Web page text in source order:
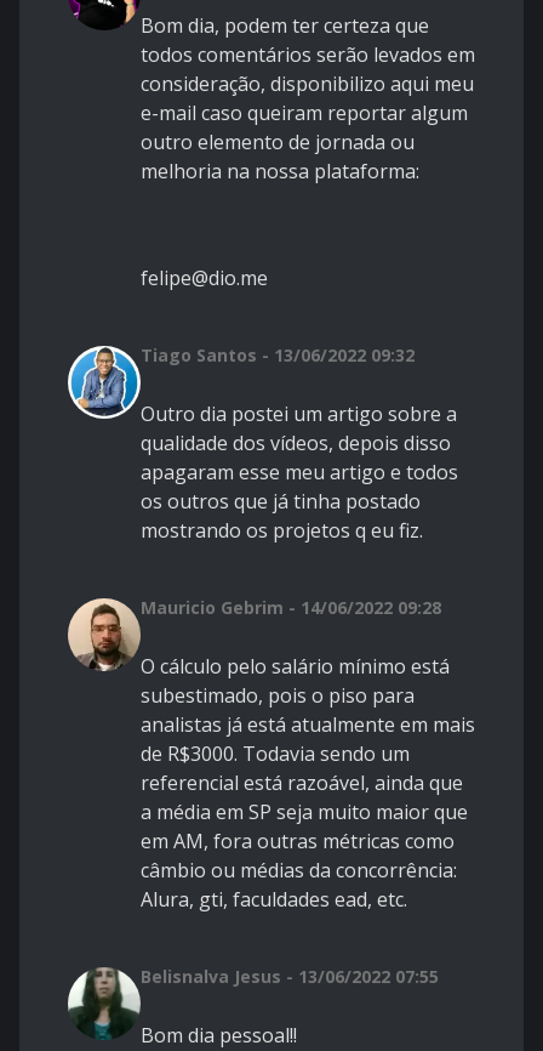
Bom dia, podem ter certeza que
todos comentários serão levados em
consideração, disponibilizo aqui meu
e-mail caso queiram reportar algum
outro elemento de jornada ou
melhoria na nossa plataforma:
felipe@dio.me
Tiago Santos - 13/06/2022 09:32
Outro dia postei um artigo sobre a
qualidade dos vídeos, depois disso
apagaram esse meu artigo e todos
os outros que já tinha postado
mostrando os projetos q eu fiz.
Mauricio Gebrim - 14/06/2022 09:28
O cálculo pelo salário mínimo está
subestimado, pois o piso para
analistas já está atualmente em mais
de R$3000. Todavia sendo um
referencial está razoável, ainda que
a média em SP seja muito maior que
em AM, fora outras métricas como
câmbio ou médias da concorrência:
Alura, gti, faculdades ead, etc.
Belisnalva Jesus - 13/06/2022 07:55
Bom dia pessoal!!